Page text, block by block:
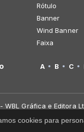
Rótulo
Banner
Wind Banner
Faixa
A B C
Gráfica e Editora
cookies para